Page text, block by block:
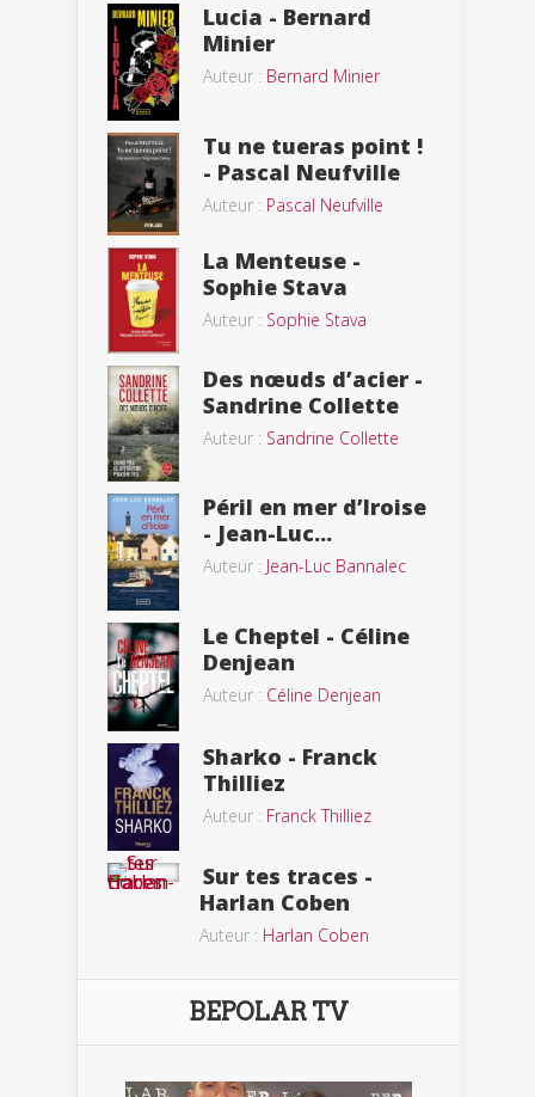
Lucia - Bernard
Minier
Auteur : Bernard Minier
Tu ne tueras point !
- Pascal Neufville
Auteur : Pascal Neufville
La Menteuse -
Sophie Stava
Auteur : Sophie Stava
Des nœuds d’acier -
Sandrine Collette
Auteur : Sandrine Collette
Péril en mer d’Iroise
- Jean-Luc...
Auteur : Jean-Luc Bannalec
Le Cheptel - Céline
Denjean
Auteur : Céline Denjean
Sharko - Franck
Thilliez
Auteur : Franck Thilliez
Sur tes traces -
Harlan Coben
Auteur : Harlan Coben
BEPOLAR TV